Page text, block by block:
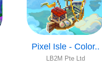
Pixel Isle - Color..
LB2M Pte Ltd